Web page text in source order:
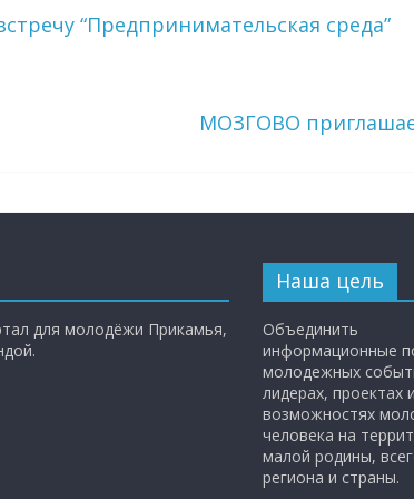
“Предпринимательская среда”
МОЗГОВО
для молодёжи Прикамья,
Наша цель
Объединить
информационные
молодежных
лидерах, проектах и
возможностях
человека на
малой родины,
региона и страны.